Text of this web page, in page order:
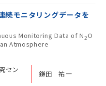
続モニタリングデータを
Monitoring Data of N2O
Atmosphere
セン
鎌田 祐一